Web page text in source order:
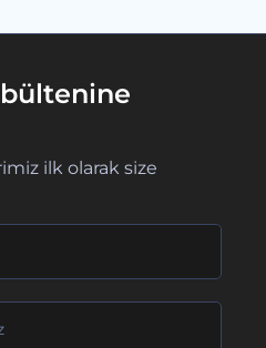
ilk olarak size